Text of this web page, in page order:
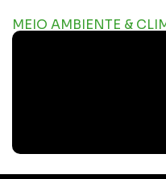
MEIO AMBIENTE &